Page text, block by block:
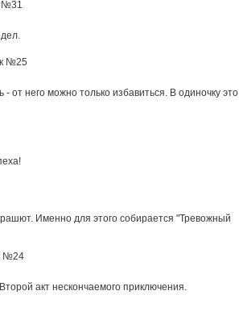
№31
№25
от него можно только избавиться. В одиночку это
Именно для этого собирается "Тревожный
№24
акт нескончаемого приключения.